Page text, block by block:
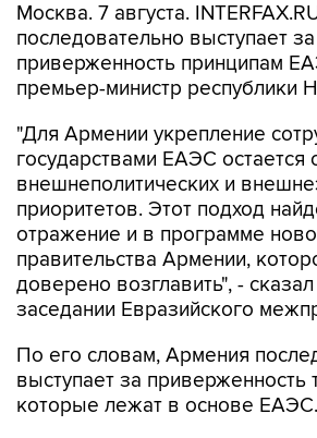
Москва. 7 августа.
последовательно выступает за
приверженность принципам
премьер-министр республики
"Для Армении укрепление
государствами ЕАЭС остается
внешнеполитических и
приоритетов. Этот подход
отражение и в программе
правительства Армении,
доверено возглавить", -
заседании Евразийского
По его словам, Армения
выступает за приверженность
которые лежат в основе ЕАЭС.